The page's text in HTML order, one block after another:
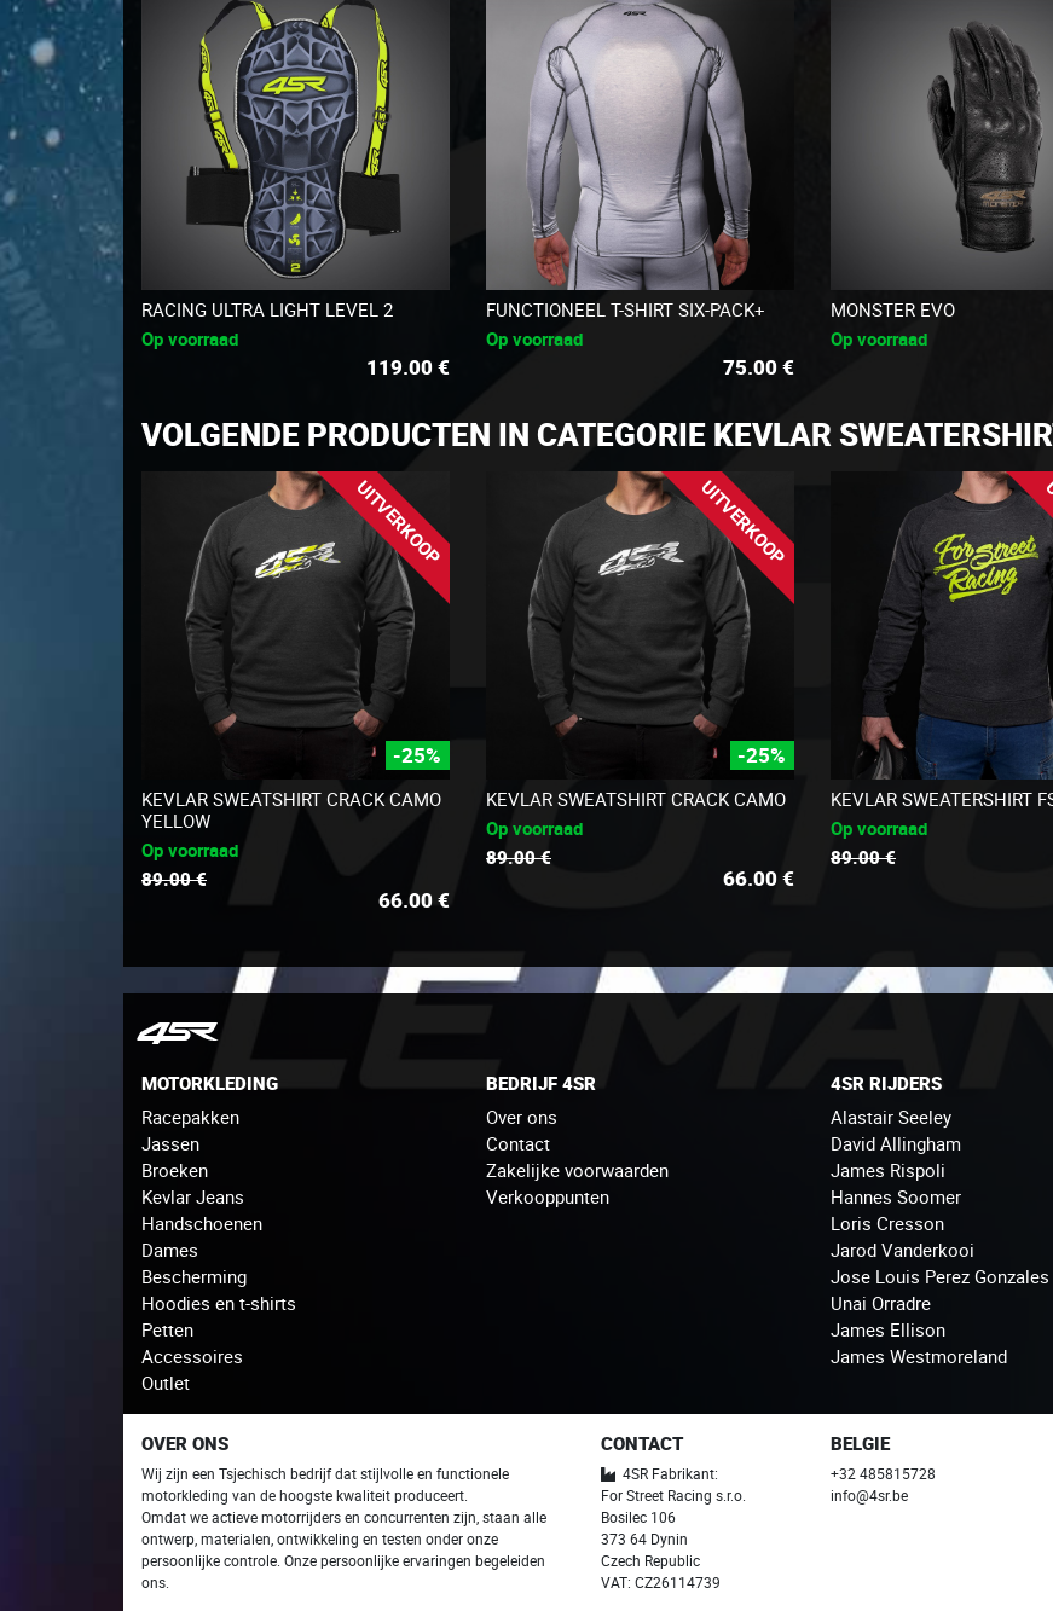
RACING ULTRA LIGHT LEVEL 2
Op voorraad
119.00€
FUNCTIONEEL T-SHIRT SIX-PACK+
Op voorraad
75.00€
MONSTER EVO
Op voorraad
VOLGENDE PRODUCTEN IN CATEGORIE KEVLAR
UITVERKOOP
-25%
KEVLAR SWEATSHIRT CRACK CAMO
YELLOW
Op voorraad
89.00 €
66.00€
UITVERKOOP
-25%
KEVLAR SWEATSHIRT CRACK CAMO
Op voorraad
89.00 €
66.00€
KEVLAR SWEATERSHIRT
Op voorraad
89.00 €
MOTORKLEDING
Racepakken
Jassen
Broeken
Kevlar Jeans
Handschoenen
Dames
Bescherming
Hoodies en t-shirts
Petten
Accessoires
Outlet
BEDRIJF 4SR
Over ons
Contact
Zakelijke voorwaarden
Verkooppunten
4SR RIJDERS
Alastair Seeley
David Allingham
James Rispoli
Hannes Soomer
Loris Cresson
Jarod Vanderkooi
Jose Louis Perez Gonzales
Unai Orradre
James Ellison
James Westmoreland
OVER ONS
Wij zijn een Tsjechisch bedrijf dat stijlvolle en functionele
motorkleding van de hoogste kwaliteit produceert.
Omdat we actieve motorrijders en concurrenten zijn, staan ​​alle
ontwerp, materialen, ontwikkeling en testen onder onze
persoonlijke controle. Onze persoonlijke ervaringen begeleiden
ons.
CONTACT
4SR Fabrikant:
For Street Racing s.r.o.
Bosilec 106
373 64 Dynin
Czech Republic
VAT: CZ26114739
BELGIE
+32 485815728
info@4sr.be